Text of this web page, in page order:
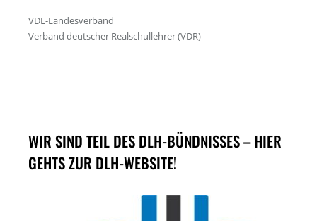
WIR SIND TEIL DES DLH-BÜNDNISSES – HIER
GEHTS ZUR DLH-WEBSITE!